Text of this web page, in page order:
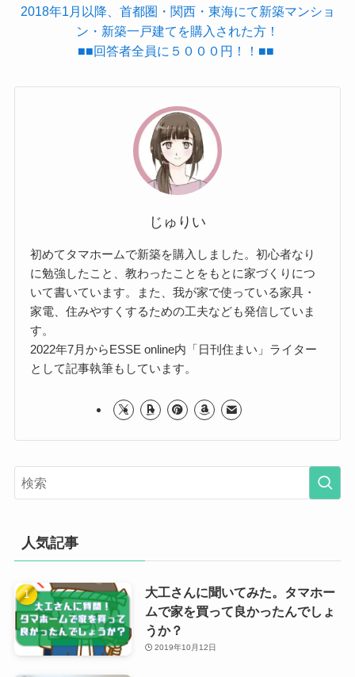
2018年1月以降、首都圏・関西・東海にて新築マンショ
ン・新築一戸建てを購入された方！
■■回答者全員に５０００円！！■■
じゅりい
初めてタマホームで新築を購入しました。初心者なり
に勉強したこと、教わったことをもとに家づくりにつ
いて書いています。また、我が家で使っている家具・
家電、住みやすくするための工夫なども発信していま
す。
2022年7月からESSE online内「日刊住まい」ライター
として記事執筆もしています。
人気記事
大工さんに聞いてみた。タマホー
ムで家を買って良かったんでしょ
うか？
2019年10月12日